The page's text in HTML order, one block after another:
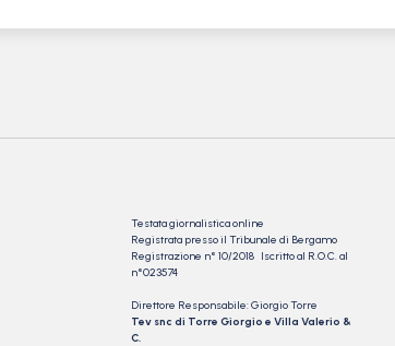
Testata giornalistica online
Registrata presso il Tribunale di Bergamo
Registrazione n° 10/2018 Iscritto al R.O.C. al
n°023574
Direttore Responsabile: Giorgio Torre
Tev snc di Torre Giorgio e Villa Valerio &
C.